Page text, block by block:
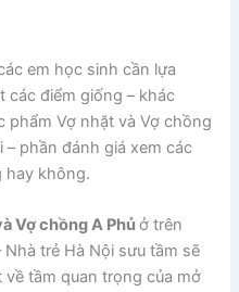
em học sinh cần lựa
các điểm giống – khác
phẩm Vợ nhặt và Vợ chồng
phần đánh giá xem các
hay không.
Vợ chồng A Phủở trên
trẻ Hà Nội sưu tầm sẽ
tầm quan trọng của mở